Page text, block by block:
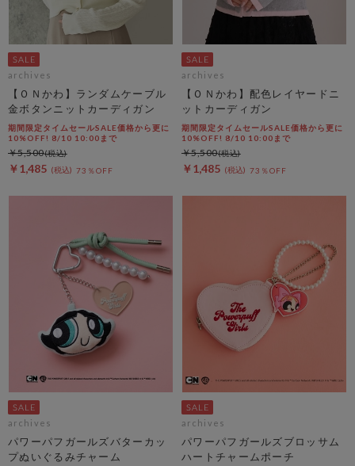
archives
【ＯＮかわ】ランダムケーブル
金ボタンニットカーディガン
期間限定タイムセールSALE価格から更に
10%OFF! 8/10 10:00まで
￥1,485 73％OFF
￥5,500
archives
【ＯＮかわ】配色レイヤードニ
ットカーディガン
期間限定タイムセールSALE価格から更に
10%OFF! 8/10 10:00まで
￥1,485 73％OFF
￥5,500
archives
パワーパフガールズバターカッ
プぬいぐるみチャーム
archives
パワーパフガールズブロッサム
ハートチャームポーチ